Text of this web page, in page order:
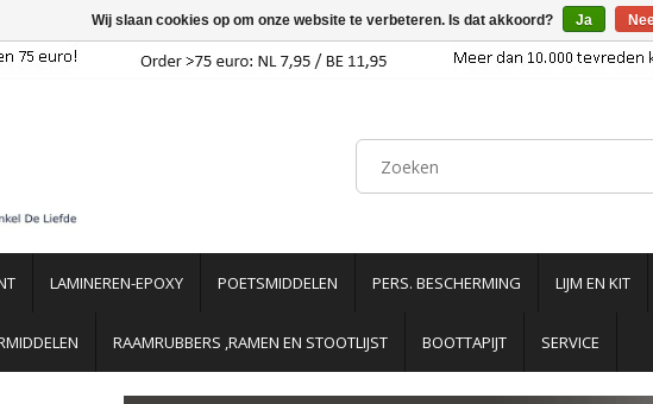
LAMINEREN-EPOXY POETSMIDDELEN PERS. BESCHERMING LIJM EN KIT
RAAMRUBBERS ,RAMEN EN STOOTLIJST BOOTTAPIJT SERVICE
Wij slaan cookies op om onze website te verbeteren. Is dat akkoord? Ja